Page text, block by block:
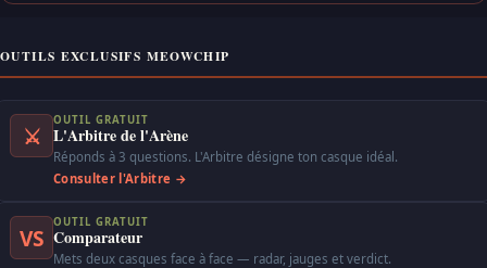
OUTILS EXCLUSIFS MEOWCHIP
⚔
OUTIL GRATUIT
L'Arbitre de l'Arène
Réponds à 3 questions. L'Arbitre désigne ton casque idéal.
Consulter l'Arbitre →
VS
OUTIL GRATUIT
Comparateur
Mets deux casques face à face — radar, jauges et verdict.